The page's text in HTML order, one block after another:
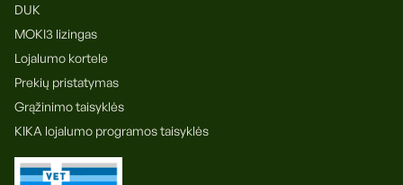
DUK
MOKI3 lizingas
Lojalumo kortele
Prekių pristatymas
Grąžinimo taisyklės
KIKA lojalumo programos taisyklės